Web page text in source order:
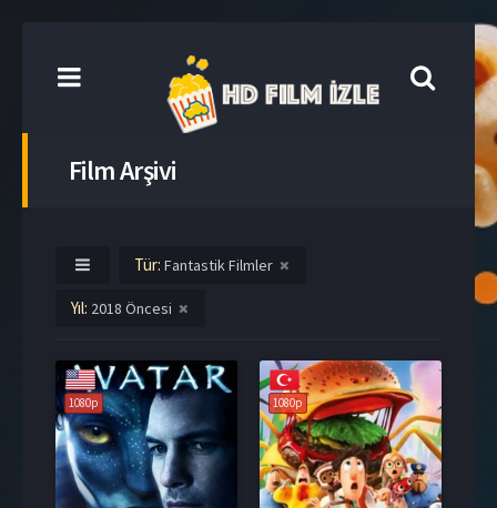
Film Arşivi
Tür: Fantastik Filmler
Yıl: 2018 Öncesi
1080p 1080p